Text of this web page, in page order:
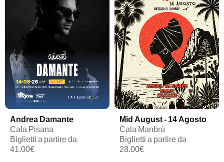
Andrea Damante
Cala Pisana
Biglietti a partire da
41.00€
Mid August - 14 Agosto
Cala Manbrù
Biglietti a partire da
28.00€